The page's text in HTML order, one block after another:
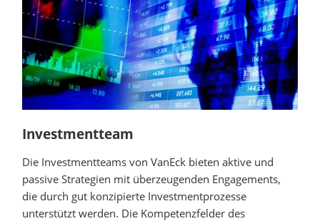
Investmentteam
Die Investmentteams von VanEck bieten aktive und
passive Strategien mit überzeugenden Engagements,
die durch gut konzipierte Investmentprozesse
unterstützt werden. Die Kompetenzfelder des